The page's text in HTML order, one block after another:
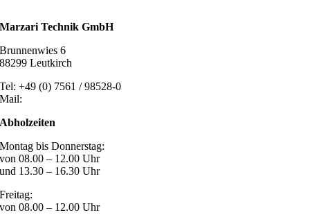
Marzari Technik GmbH
Brunnenwies 6
88299 Leutkirch
Tel: +49 (0) 7561 / 98528-0
Mail:
Abholzeiten
Montag bis Donnerstag:
von 08.00 – 12.00 Uhr
und 13.30 – 16.30 Uhr
Freitag:
von 08.00 – 12.00 Uhr